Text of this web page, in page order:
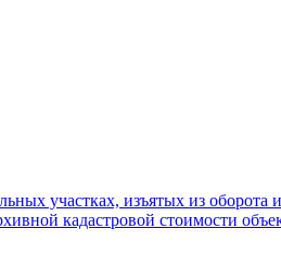
участках, изъятых из оборота
кадастровой стоимости